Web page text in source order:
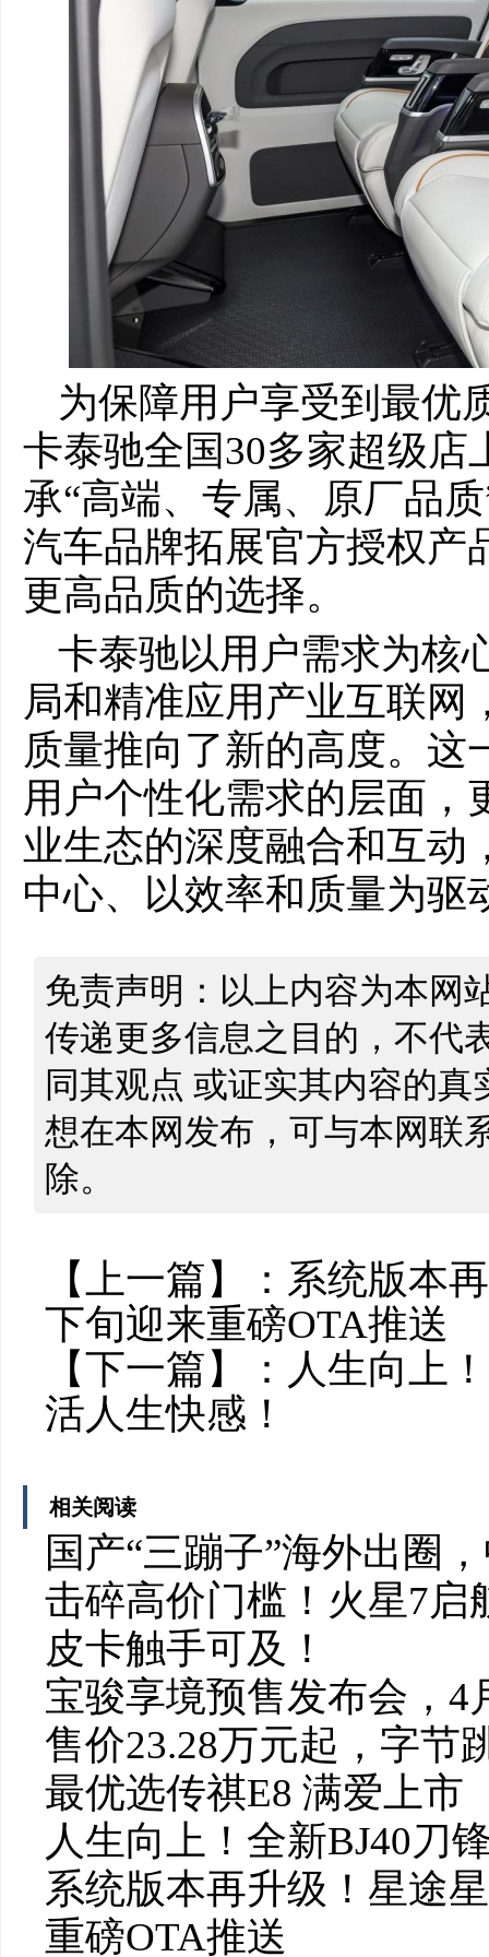
为保障用户享受到最优
卡泰驰全国30多家超级店
承“高端、专属、原厂品
汽车品牌拓展官方授权产
更高品质的选择。
卡泰驰以用户需求为核
局和精准应用产业互联网
质量推向了新的高度。这
用户个性化需求的层面，
业生态的深度融合和互动
中心、以效率和质量为驱
免责声明：以上内容为本网
传递更多信息之目的，不代
同其观点 或证实其内容的
想在本网发布，可与本网联
除。
【上一篇】： 系统版本
下旬迎来重磅OTA推送
【下一篇】： 人生向上
活人生快感！
相关阅读
国产“三蹦子”海外出圈
击碎高价门槛！火星7启
皮卡触手可及！
宝骏享境预售发布会，4
售价23.28万元起，字节
最优选传祺E8 满爱上市
人生向上！全新BJ40刀
系统版本再升级！星途
重磅OTA推送